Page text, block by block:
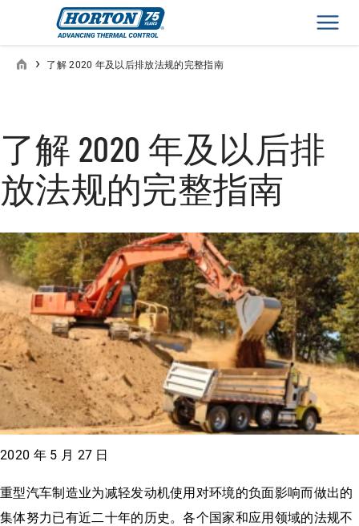
› 了解 2020 年及以后排放法规的完整指南
了解 2020 年及以后排
放法规的完整指南
2020 年 5 月 27 日
重型汽车制造业为减轻发动机使用对环境的负面影响而做出的
集体努力已有近二十年的历史。各个国家和应用领域的法规不